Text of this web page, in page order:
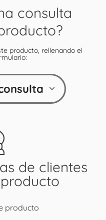
de clientes
producto
consulta
producto, rellenando el